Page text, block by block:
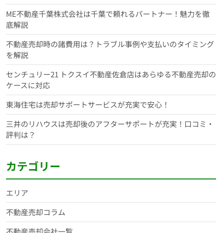
ME不動産千葉株式会社は千葉で頼れるパートナー！魅力を徹
底解説
不動産売却時の諸費用は？トラブル事例や支払いのタイミング
を解説
センチュリー21 トクスイ不動産佐倉店はあらゆる不動産売却の
ケースに対応
東海住宅は売却サポートサービスが充実で安心！
三井のリハウスは売却後のアフターサポートが充実！口コミ・
評判は？
カテゴリー
エリア
不動産売却コラム